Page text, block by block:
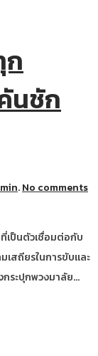
ก
นชัก
.No comments
เป็นตัวเชื่อมต่อกับ
เสถียรในการขับและ
ระปุกพวงมาลัย…